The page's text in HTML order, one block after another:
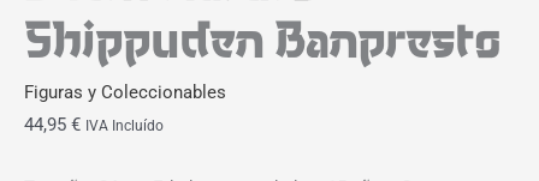
Shippuden Banpresto
Figuras y Coleccionables
44,95 € IVA Incluído